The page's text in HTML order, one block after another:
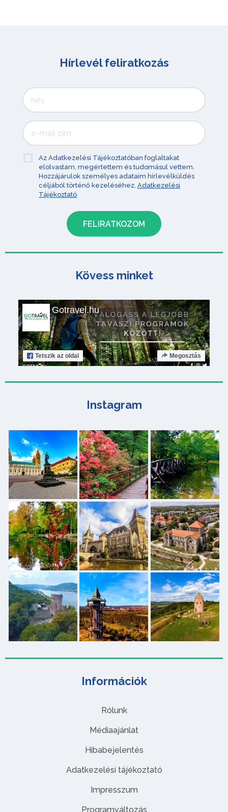
Információk
Rólunk
Médiaajánlat
Hibabejelentés
Adatkezelési tájékoztató
Impresszum
Programváltozás
Hírlevél feliratkozás
Az Adatkezelési Tájékoztatóban foglaltakat
elolvastam, megértettem és tudomásul vettem.
Hozzájárulok személyes adataim hírlevélküldés
céljából történő kezeléséhez. Adatkezelési
Tájékoztató
Kövess minket
Gotravel.hu
Tetszik az oldal Megosztás
Instagram